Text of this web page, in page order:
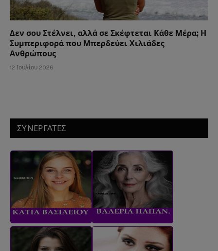
Δεν σου Στέλνει, αλλά σε Σκέφτεται Κάθε Μέρα; Η
Συμπεριφορά που Μπερδεύει Χιλιάδες
Ανθρώπους
12 Ιουλίου 2026
ΣΥΝΕΡΓΑΤΕΣ